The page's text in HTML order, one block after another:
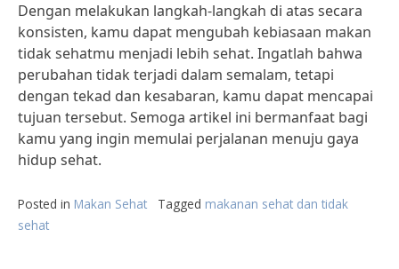
Dengan melakukan langkah-langkah di atas secara
konsisten, kamu dapat mengubah kebiasaan makan
tidak sehatmu menjadi lebih sehat. Ingatlah bahwa
perubahan tidak terjadi dalam semalam, tetapi
dengan tekad dan kesabaran, kamu dapat mencapai
tujuan tersebut. Semoga artikel ini bermanfaat bagi
kamu yang ingin memulai perjalanan menuju gaya
hidup sehat.
Posted in Makan Sehat Tagged makanan sehat dan tidak
sehat